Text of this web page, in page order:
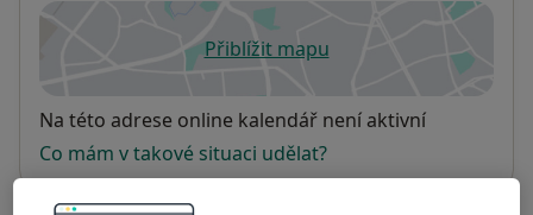
Přiblížit mapuse otevře v nové záložce
Dostupnost
Na této adrese online kalendář není aktivní
Co mám v takové situaci udělat?